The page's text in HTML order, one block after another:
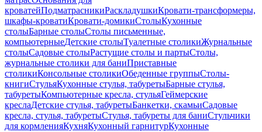
кроватейПодматрасникиРаскладушкиКровати-трансформеры,
шкафы-кроватиКровати-домикиСтолыКухонные
столыБарные столыСтолы письменные,
компьютерныеДетские столыТуалетные столикиЖурнальные
столыСадовые столыРастущие столы и партыСтолы,
журнальные столики для баниПриставные
столикиКонсольные столикиОбеденные группыСтолы-
книгиСтульяКухонные стулья, табуретыБарные стулья,
табуретыКомпьютерные кресла, стульяГеймерские
креслаДетские стулья, табуретыБанкетки, скамьиСадовые
кресла, стулья, табуретыСтулья, табуреты для баниСтульчики
для кормленияКухняКухонный гарнитурКухонные